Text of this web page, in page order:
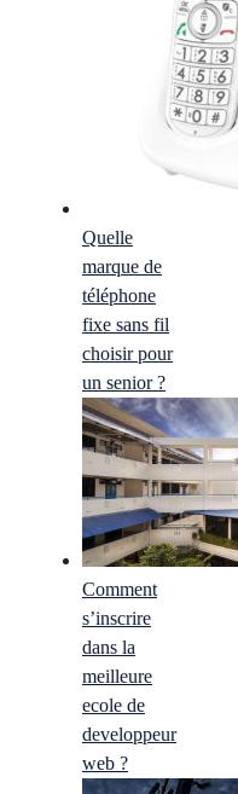
Quelle
marque de
téléphone
fixe sans fil
choisir pour
un senior ?
Comment
s’inscrire
dans la
meilleure
ecole de
developpeur
web ?